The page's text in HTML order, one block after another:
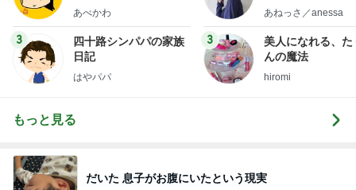
あべかわ
3
四十路シンパパの家族
日記
はやパパ
little
あねっさ／anessa
3
美人になれる、た
んの魔法
hiromi
もっと見る
だいた 息子がお腹にいたという現実